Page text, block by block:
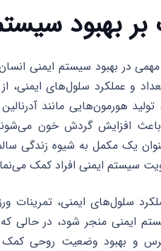
بر بهبود
در بهبود سیستم ایمنی
و عملکرد سلول‌های ایمنی،
هورمون‌هایی مانند
افزایش گردش خون
یک مکمل به شیوه زندگی
سیستم ایمنی افراد کمک
سلول‌های ایمنی،
ایمنی منجر شود، در حالی
بهبود وضعیت روحی کمک